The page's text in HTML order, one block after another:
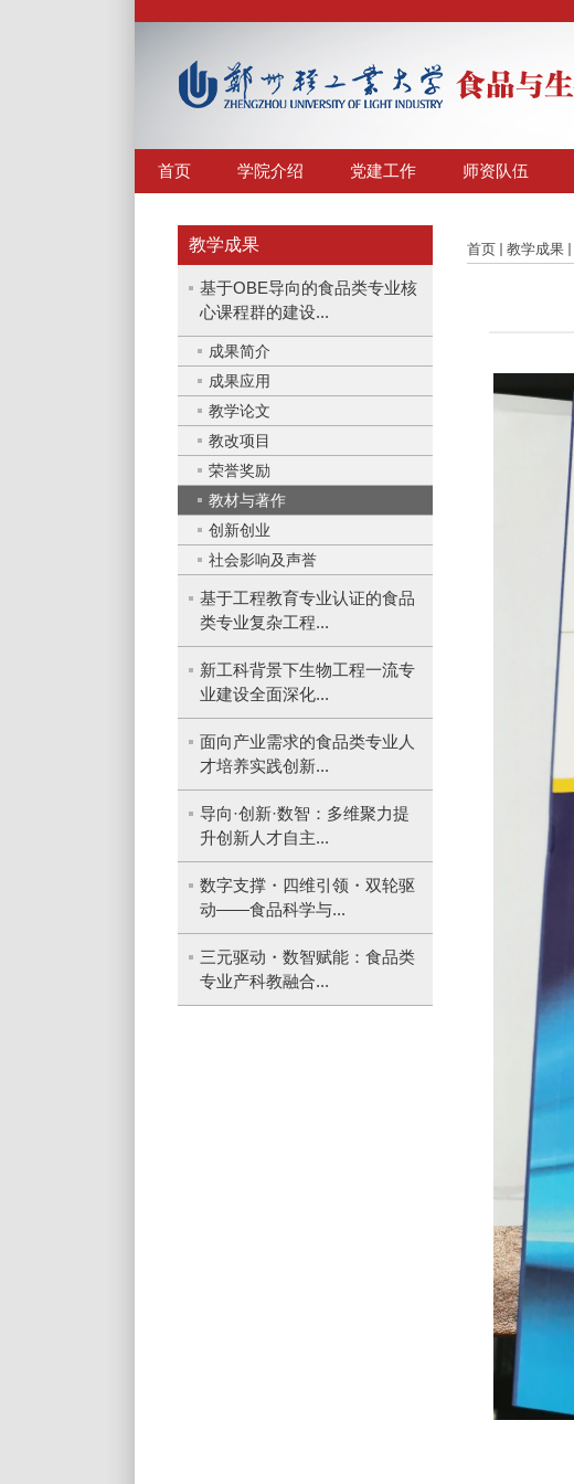
首页 学院介绍 党建工作 师资队伍
教学成果
基于OBE导向的食品类专业核
心课程群的建设...
成果简介
成果应用
教学论文
教改项目
荣誉奖励
教材与著作
创新创业
社会影响及声誉
基于工程教育专业认证的食品
类专业复杂工程...
新工科背景下生物工程一流专
业建设全面深化...
面向产业需求的食品类专业人
才培养实践创新...
导向·创新·数智：多维聚力提
升创新人才自主...
数字支撑・四维引领・双轮驱
动——食品科学与...
三元驱动・数智赋能：食品类
专业产科教融合...
首页 教学成果